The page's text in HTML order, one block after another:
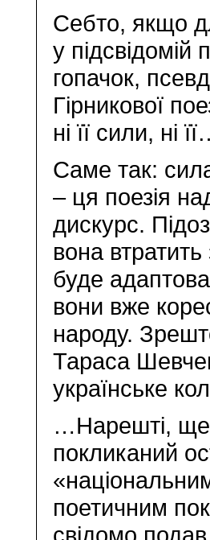
Себто, якщо
у
гопачок,
Гірникової
ні її сили, ні
Саме так:
– ця поезія
дискурс.
вона
буде
вони вже
народу.
Тараса
українське
…Нарешті, ще
покликаний
поетичним
свідомо